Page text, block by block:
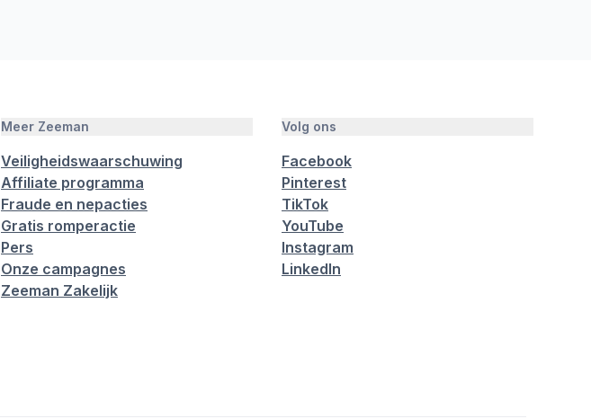
Meer Zeeman
Veiligheidswaarschuwing
Affiliate programma
Fraude en nepacties
Gratis romperactie
Pers
Onze campagnes
Zeeman Zakelijk
Volg ons
Facebook
Pinterest
TikTok
YouTube
Instagram
LinkedIn